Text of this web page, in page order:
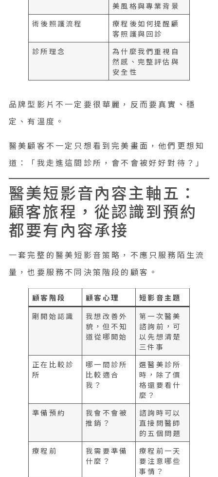
美風格與專業背景
術後照護流程
療程後如何提醒顧
客照護與回診
診所理念
為什麼我們重視自
然感、完整評估與
安全性
品牌型影片不一定要很華麗，反而要真實、穩
定、有溫度。
醫美顧客不一定只想看到完美畫面，他們更想知
道：「我走進這間診所，會不會被好好對待？」
醫美短影音內容主軸五：
顧客旅程，從認識到預約
都要有內容承接
一套完整的醫美短影音策略，不應只服務陌生流
量，也要服務不同決策階段的顧客。
顧客階段 顧客心理
短影音主題
剛開始認識
我想改善外
貌，但不知
道從哪開始
第一次醫美
諮詢前，可
以先想清楚
三件事
正在比較診
所
哪一間診所
比較適合
我？
選醫美診所
時，除了價
格還要看什
麼？
準備預約
我會不會被
推銷？
諮詢時可以
直接問醫師
的五個問題
療程前
我需要準備
什麼？
療程前一天
要注意哪些
事情？